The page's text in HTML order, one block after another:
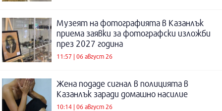
Музеят на фотографията в Казанлък
приема заявки за фотографски изложби
през 2027 година
11:57 | 06 август 26
Жена подаде сигнал в полицията в
Казанлък заради домашно насилие
10:14 | 06 август 26